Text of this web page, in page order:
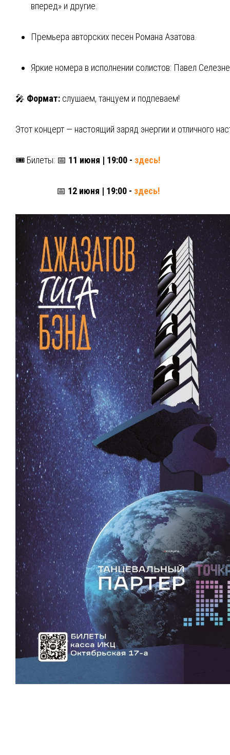
вперед» и другие.
Премьера авторских песен Романа Азатова.
Яркие номера в исполнении солистов: Павел
🎤 Формат: слушаем, танцуем и подпеваем!
Этот концерт — настоящий заряд энергии и отличного
🎟 Билеты: 📅 11 июня | 19:00 - здесь!
📅 12 июня | 19:00 - здесь!